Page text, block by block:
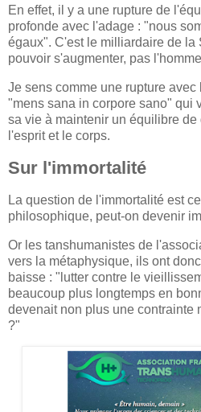
En effet, il y a une rupture de
profonde avec l'adage : "nous
égaux". C'est le milliardaire de la
pouvoir s'augmenter, pas
Je sens comme une rupture
"mens sana in corpore sano" qui
sa vie à maintenir un équilibre
l'esprit et le corps.
Sur l'immortalité
La question de l'immortalité est
philosophique, peut-on devenir
Or les tanshumanistes de
vers la métaphysique, ils ont
baisse : "lutter contre le
beaucoup plus longtemps en
devenait non plus une contrainte
?"